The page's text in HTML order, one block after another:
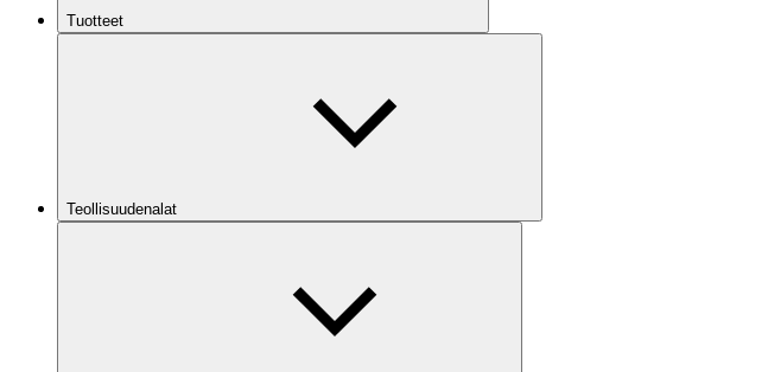
Tuotteet
Teollisuudenalat